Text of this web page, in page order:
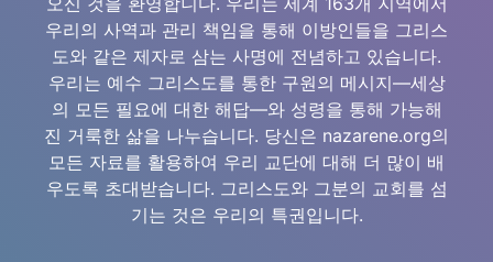
우리의 사역과 관리 책임을 통해 이방인들을 그리스
도와 같은 제자로 삼는 사명에 전념하고 있습니다.
우리는 예수 그리스도를 통한 구원의 메시지—세상
의 모든 필요에 대한 해답—와 성령을 통해 가능해
진 거룩한 삶을 나누습니다. 당신은 nazarene.org의
모든 자료를 활용하여 우리 교단에 대해 더 많이 배
우도록 초대받습니다. 그리스도와 그분의 교회를 섬
기는 것은 우리의 특권입니다.